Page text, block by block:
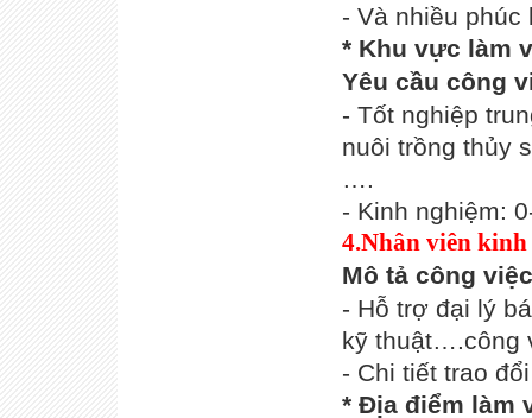
- Và nhiều phúc
* Khu vực làm
Yêu cầu công
- Tốt nghiệp
nuôi trồng thủy
….
- Kinh nghiệm:
4.Nhân viên
Mô tả công việc
- Hỗ trợ đại lý
kỹ thuật….công
- Chi tiết trao
* Địa điểm làm